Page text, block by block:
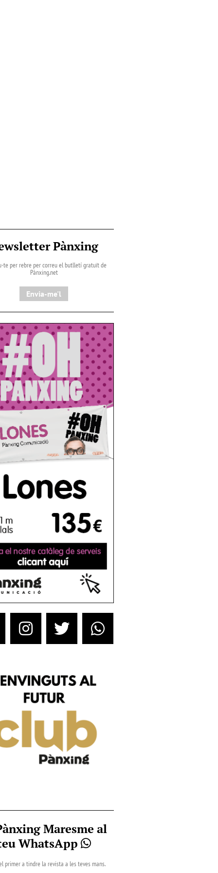
Pànxing
te per rebre per correu el butlletí gratuït de
Pànxing.net​
Envia-me'l
Maresme al
WhatsApp
primer a tindre la revista a les teves mans.